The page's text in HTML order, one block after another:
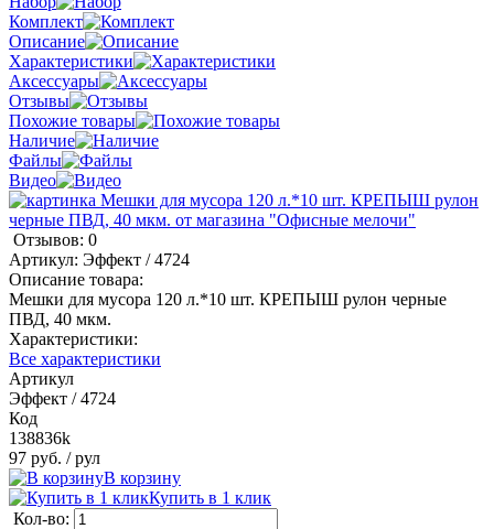
Комплект
Описание
Характеристики
Аксессуары
Отзывы
Похожие товары
Наличие
Файлы
Видео
Отзывов: 0
Артикул: Эффект / 4724
Описание товара:
Мешки для мусора 120 л.*10 шт. КРЕПЫШ рулон черные
ПВД, 40 мкм.
Характеристики:
Все характеристики
Артикул
Эффект / 4724
Код
138836k
97 руб. / рул
В корзину
Купить в 1 клик
Кол-во: